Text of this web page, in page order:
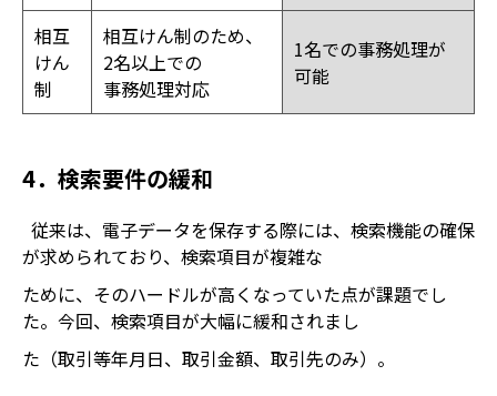
相互
けん
制
相互けん制のため、
2名以上での
事務処理対応
1名での事務処理が
可能
4．検索要件の緩和
従来は、電子データを保存する際には、検索機能の確保
が求められており、検索項目が複雑な
ために、そのハードルが高くなっていた点が課題でし
た。今回、検索項目が大幅に緩和されまし
た（取引等年月日、取引金額、取引先のみ）。